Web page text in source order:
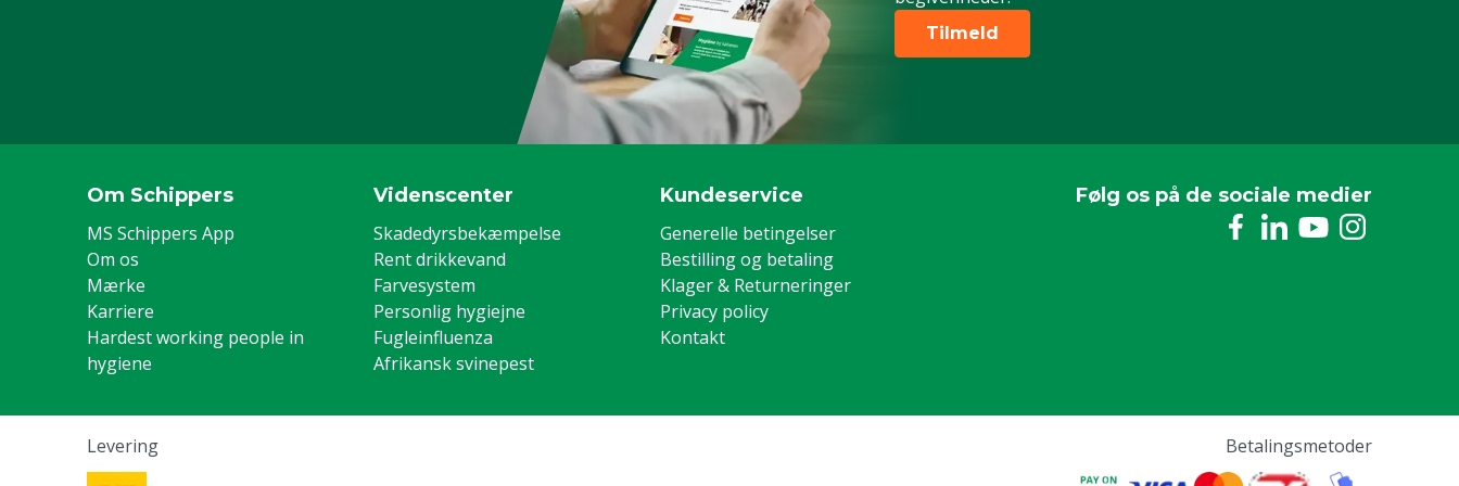
Tilmeld
Om Schippers
MS Schippers App
Om os
Mærke
Karriere
Hardest working people in
hygiene
Videnscenter
Skadedyrsbekæmpelse
Rent drikkevand
Farvesystem
Personlig hygiejne
Fugleinfluenza
Afrikansk svinepest
Kundeservice
Generelle betingelser
Bestilling og betaling
Klager & Returneringer
Privacy policy
Kontakt
Følg os på de sociale medier
Levering Betalingsmetoder